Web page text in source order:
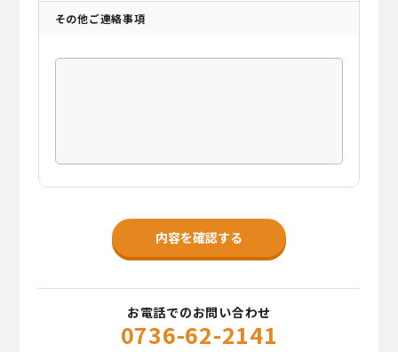
その他ご連絡事項
お電話でのお問い合わせ
0736-62-2141